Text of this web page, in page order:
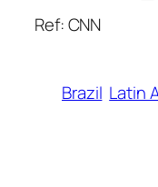
Ref: CNN
Brazil Latin